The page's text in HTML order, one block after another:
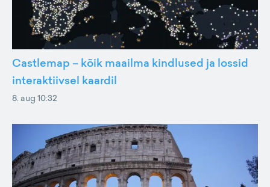
Castlemap – kõik maailma kindlused ja lossid
interaktiivsel kaardil
8. aug 10:32